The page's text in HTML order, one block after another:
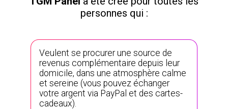
personnes qui :
Veulent se procurer une source de
revenus complémentaire depuis leur
domicile, dans une atmosphère calme
et sereine (vous pouvez échanger
votre argent via PayPal et des cartes-
cadeaux).